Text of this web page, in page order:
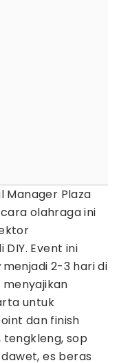
Manager Plaza
olahraga ini
Event ini
menjadi 2-3 hari di
menyajikan
untuk
dan finish
sop
es beras